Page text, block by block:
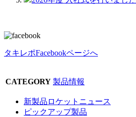
タキレポFacebookページへ
CATEGORY 製品情報
新製品ロケットニュース
ピックアップ製品